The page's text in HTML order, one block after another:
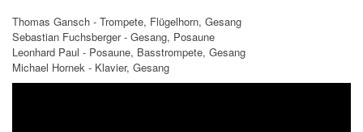
Thomas Gansch - Trompete, Flügelhorn, Gesang
Sebastian Fuchsberger - Gesang, Posaune
Leonhard Paul - Posaune, Basstrompete, Gesang
Michael Hornek - Klavier, Gesang